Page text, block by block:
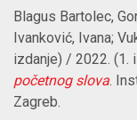
Blagus Bartolec,
Ivanković, Ivana;
izdanje) / 2022. (1.
početnog slova.
Zagreb.